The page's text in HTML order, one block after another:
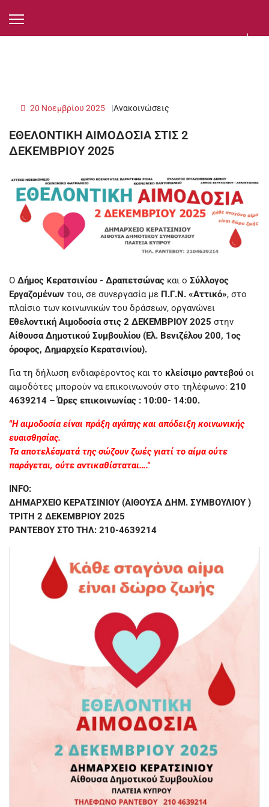
Ανακοινώσεις
20 Νοεμβρίου 2025
ΕΘΕΛΟΝΤΙΚΗ ΑΙΜΟΔΟΣΙΑ ΣΤΙΣ 2
ΔΕΚΕΜΒΡΙΟΥ 2025
Ο Δήμος Κερατσινίου - Δραπετσώνας και ο Σύλλογος
Εργαζομένων του, σε συνεργασία με Π.Γ.Ν. «Αττικό», στο
πλαίσιο των κοινωνικών του δράσεων, οργανώνει
Εθελοντική Αιμοδοσία στις 2 ΔΕΚΕΜΒΡΙΟY 2025 στην
Αίθουσα Δημοτικού Συμβουλίου (Ελ. Βενιζέλου 200, 1ος
όροφος, Δημαρχείο Κερατσινίου).
Για τη δήλωση ενδιαφέροντος και το κλείσιμο ραντεβού οι
αιμοδότες μπορούν να επικοινωνούν στο τηλέφωνο: 210
4639214 – Ώρες επικοινωνίας : 10:00- 14:00.
"Η αιμοδοσία είναι πράξη αγάπης και απόδειξη κοινωνικής
ευαισθησίας.
Τα αποτελέσματά της σώζουν ζωές γιατί το αίμα ούτε
παράγεται, ούτε αντικαθίσταται…."
INFO:
ΔΗΜΑΡΧΕΙΟ ΚΕΡΑΤΣΙΝΙΟΥ (ΑΙΘΟΥΣΑ ΔΗΜ. ΣΥΜΒΟΥΛΙΟΥ )
ΤΡΙΤΗ 2 ΔΕΚΕΜΒΡΙΟΥ 2025
ΡΑΝΤΕΒΟΥ ΣΤΟ ΤΗΛ: 210-4639214